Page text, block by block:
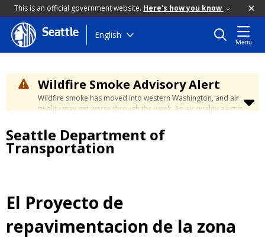
This is an official government website. Here's how you know
Skip
to
content
Seattle English
Menu
Wildfire Smoke Advisory Alert
Wildfire smoke has moved into western Washington, and air
quality may get worse through the week. An air quality alert is
reach unhealthy levels through Thursday. Learn how to stay
safe by visiting the City's Wildfire Smoke Safety page
Seattle Department of
Transportation
El Proyecto de
repavimentacion de la zona